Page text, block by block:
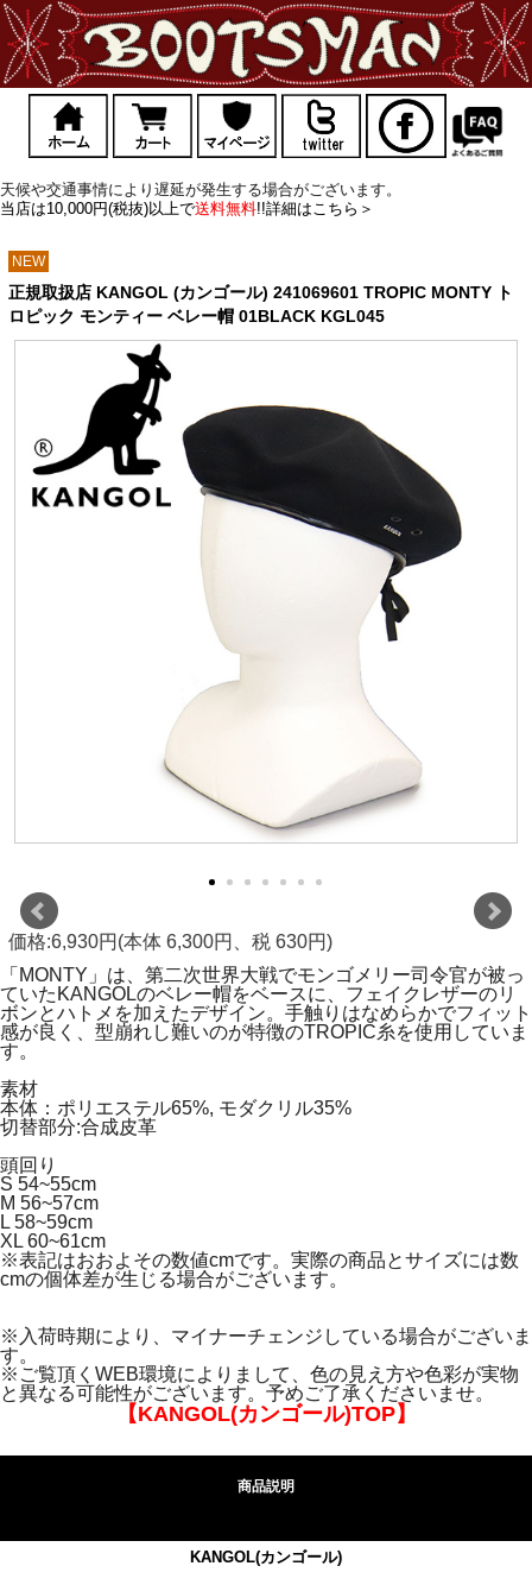
天候や交通事情により遅延が発生する場合がございます。
当店は10,000円(税抜)以上で送料無料!!詳細はこちら＞
NEW
正規取扱店 KANGOL (カンゴール) 241069601 TROPIC MONTY ト
ロピック モンティー ベレー帽 01BLACK KGL045
価格:6,930円(本体 6,300円、税 630円)
「MONTY」は、第二次世界大戦でモンゴメリー司令官が被っ
ていたKANGOLのベレー帽をベースに、フェイクレザーのリ
ボンとハトメを加えたデザイン。手触りはなめらかでフィット
感が良く、型崩れし難いのが特徴のTROPIC糸を使用していま
す。
素材
本体：ポリエステル65%, モダクリル35%
切替部分:合成皮革
頭回り
S 54~55cm
M 56~57cm
L 58~59cm
XL 60~61cm
※表記はおおよその数値cmです。実際の商品とサイズには数
cmの個体差が生じる場合がございます。
※入荷時期により、マイナーチェンジしている場合がございま
す。
※ご覧頂くWEB環境によりまして、色の見え方や色彩が実物
と異なる可能性がございます。予めご了承くださいませ。
【KANGOL(カンゴール)TOP】
商品説明
KANGOL(カンゴール)